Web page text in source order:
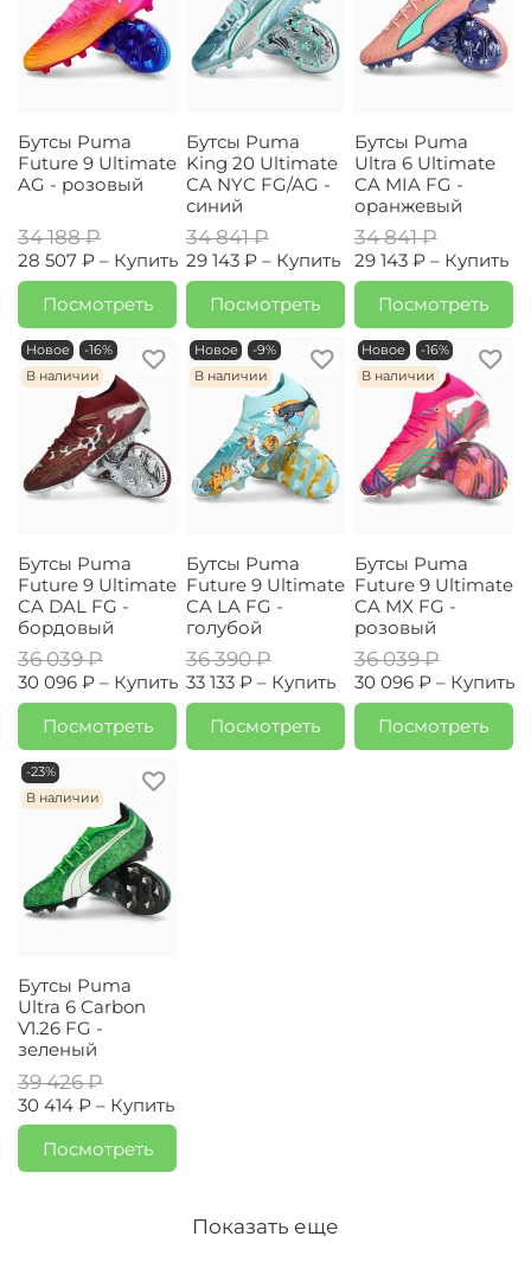
Бутсы Puma
Future 9 Ultimate
AG - розовый
34 188 ₽
28 507 ₽ – Купить
Посмотреть
Бутсы Puma
King 20 Ultimate
CA NYC FG/AG -
синий
34 841 ₽
29 143 ₽ – Купить
Посмотреть
Бутсы Puma
Ultra 6 Ultimate
CA MIA FG -
оранжевый
34 841 ₽
29 143 ₽ – Купить
Посмотреть
Новое
-16%
В наличии
Бутсы Puma
Future 9 Ultimate
CA DAL FG -
бордовый
36 039 ₽
30 096 ₽ – Купить
Посмотреть
Новое
-9%
В наличии
Бутсы Puma
Future 9 Ultimate
CA LA FG -
голубой
36 390 ₽
33 133 ₽ – Купить
Посмотреть
Новое
-16%
В наличии
Бутсы Puma
Future 9 Ultimate
CA MX FG -
розовый
36 039 ₽
30 096 ₽ – Купить
Посмотреть
-23%
В наличии
Бутсы Puma
Ultra 6 Carbon
V1.26 FG -
зеленый
39 426 ₽
30 414 ₽ – Купить
Посмотреть
Показать еще